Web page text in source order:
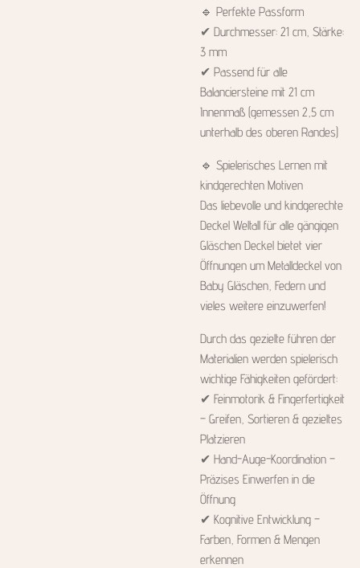
🔹 Perfekte Passform
✔ Durchmesser: 21 cm, Stärke:
3 mm
✔ Passend für alle
Balanciersteine mit 21 cm
Innenmaß (gemessen 2,5 cm
unterhalb des oberen Randes)
🔹 Spielerisches Lernen mit
kindgerechten Motiven
Das liebevolle und kindgerechte
Deckel Weltall für alle gängigen
Gläschen Deckel bietet vier
Öffnungen um Metalldeckel von
Baby Gläschen, Federn und
vieles weitere einzuwerfen!
Durch das gezielte führen der
Materialien werden spielerisch
wichtige Fähigkeiten gefördert:
✔ Feinmotorik & Fingerfertigkeit
– Greifen, Sortieren & gezieltes
Platzieren
✔ Hand-Auge-Koordination –
Präzises Einwerfen in die
Öffnung
✔ Kognitive Entwicklung –
Farben, Formen & Mengen
erkennen